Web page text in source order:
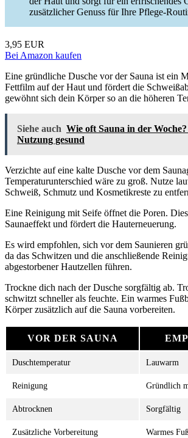
zusätzlicher Genuss für Ihre Pflege-
3,95 EUR
Bei Amazon kaufen
Eine gründliche Dusche vor der Sauna ist ein
Fettfilm auf der Haut und fördert die
gewöhnt sich dein Körper so an die höheren
Siehe auch Wie oft Sauna in der
Nutzung gesund
Verzichte auf eine kalte Dusche vor dem
Temperaturunterschied wäre zu groß. Nutze
Schweiß, Schmutz und Kosmetikreste zu
Eine Reinigung mit Seife öffnet die Poren.
Saunaeffekt und fördert die Hauterneuerung.
Es wird empfohlen, sich vor dem Saunieren
da das Schwitzen und die anschließende
abgestorbener Hautzellen führen.
Trockne dich nach der Dusche sorgfältig ab.
schwitzt schneller als feuchte. Ein warmes
Körper zusätzlich auf die Sauna vorbereiten.
VOR DER SAUNA
Duschtemperatur Lauwarm
Reinigung Gründlich
Abtrocknen Sorgfältig
Zusätzliche Vorbereitung Warmes